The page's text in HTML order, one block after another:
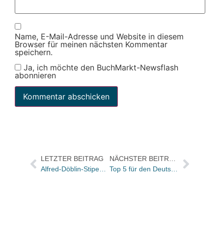
Name, E-Mail-Adresse und Website in diesem
Browser für meinen nächsten Kommentar
speichern.
Ja, ich möchte den BuchMarkt-Newsflash
abonnieren
LETZTER BEITRAG
Alfred-Döblin-Stipendien 2012 vergeben